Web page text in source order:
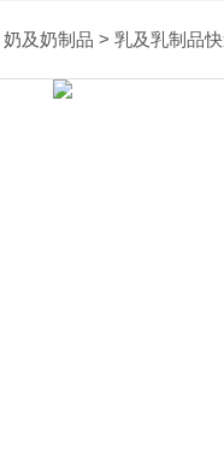
奶及奶制品 > 乳及乳制品